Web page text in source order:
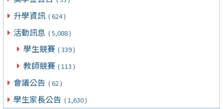
升學資訊 ( 624 )
活動訊息 ( 5,088 )
學生競賽 ( 339 )
教師競賽 ( 113 )
會議公告 ( 62 )
學生家長公告 ( 1,630 )